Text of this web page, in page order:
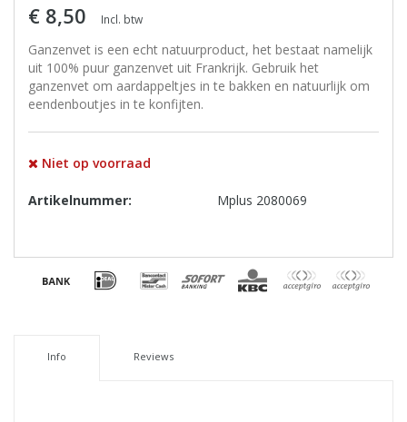
€ 8,50 Incl. btw
Ganzenvet is een echt natuurproduct, het bestaat namelijk
uit 100% puur ganzenvet uit Frankrijk. Gebruik het
ganzenvet om aardappeltjes in te bakken en natuurlijk om
eendenboutjes in te konfijten.
Niet op voorraad
Artikelnummer: Mplus 2080069
Info Reviews